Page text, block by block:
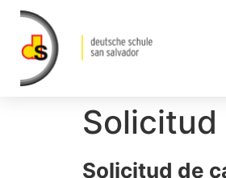
Solicitud de